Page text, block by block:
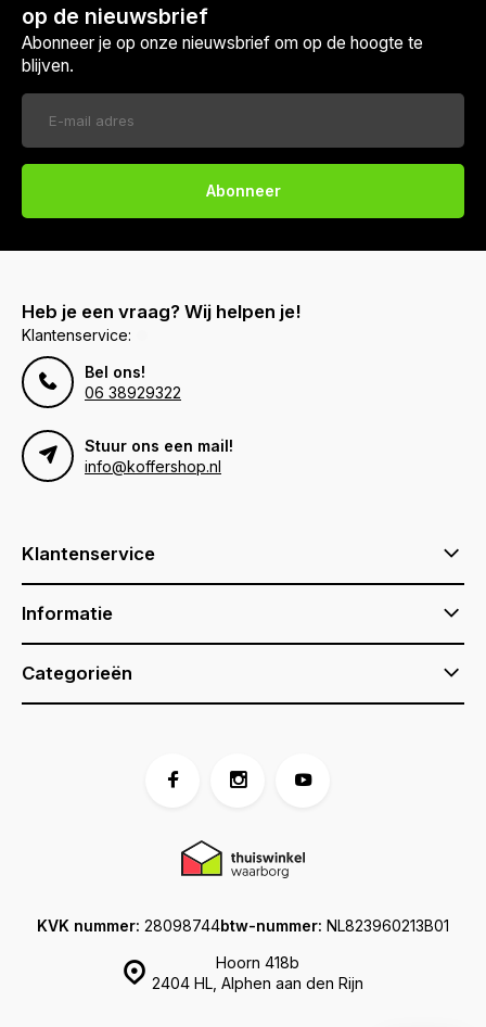
op de nieuwsbrief
Abonneer je op onze nieuwsbrief om op de hoogte te
blijven.
Abonneer
Heb je een vraag? Wij helpen je!
Klantenservice:
Bel ons!
06 38929322
Stuur ons een mail!
info@koffershop.nl
Klantenservice
Informatie
Categorieën
Hoorn 418b
2404 HL, Alphen aan den Rijn
KVK nummer: 28098744btw-nummer: NL823960213B01